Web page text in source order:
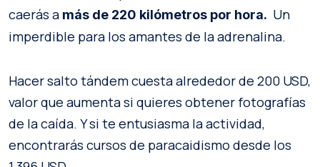
caerás a más de 220 kilómetros por hora. Un
imperdible para los amantes de la adrenalina.
Hacer salto tándem cuesta alrededor de 200 USD,
valor que aumenta si quieres obtener fotografías
de la caída. Y si te entusiasma la actividad,
encontrarás cursos de paracaidismo desde los